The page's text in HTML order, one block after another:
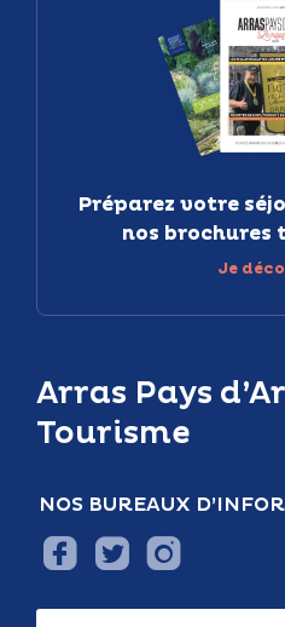
Arras Pays
Tourisme
NOS BUREAUX
Préparez votre
nos brochures
Je